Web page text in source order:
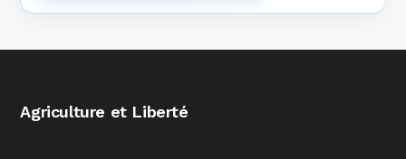
Agriculture et Liberté